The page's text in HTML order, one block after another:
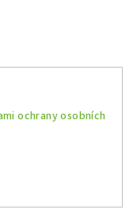
ochrany osobních